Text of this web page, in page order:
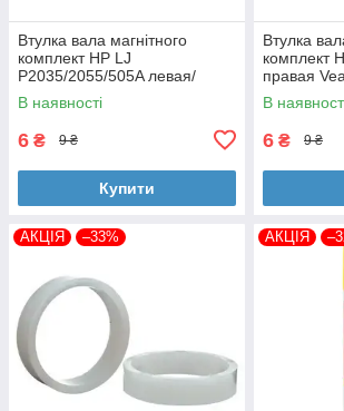
Втулка вала магнітного
комплект HP LJ
P2035/2055/505A левая/
правая Veaye (BSHMR-505A-
VE)
В наявності
6 ₴ 9 ₴
Купити
Втулка
комплект
правая
VE)
В
6 ₴ 9 ₴
АКЦІЯ –33% АКЦІЯ